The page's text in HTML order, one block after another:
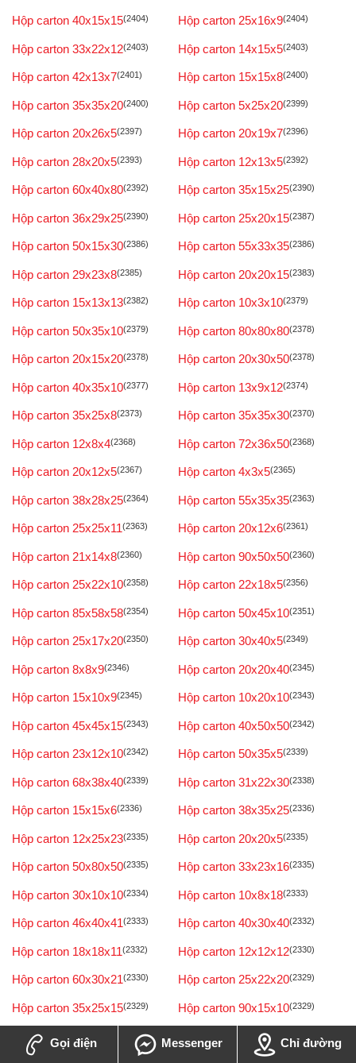
Hộp carton 40x15x15(2404) Hộp carton 25x16x9(2404)
Hộp carton 33x22x12(2403) Hộp carton 14x15x5(2403)
Hộp carton 42x13x7(2401) Hộp carton 15x15x8(2400)
Hộp carton 35x35x20(2400) Hộp carton 5x25x20(2399)
Hộp carton 20x26x5(2397) Hộp carton 20x19x7(2396)
Hộp carton 28x20x5(2393) Hộp carton 12x13x5(2392)
Hộp carton 60x40x80(2392) Hộp carton 35x15x25(2390)
Hộp carton 36x29x25(2390) Hộp carton 25x20x15(2387)
Hộp carton 50x15x30(2386) Hộp carton 55x33x35(2386)
Hộp carton 29x23x8(2385) Hộp carton 20x20x15(2383)
Hộp carton 15x13x13(2382) Hộp carton 10x3x10(2379)
Hộp carton 50x35x10(2379) Hộp carton 80x80x80(2378)
Hộp carton 20x15x20(2378) Hộp carton 20x30x50(2378)
Hộp carton 40x35x10(2377) Hộp carton 13x9x12(2374)
Hộp carton 35x25x8(2373) Hộp carton 35x35x30(2370)
Hộp carton 12x8x4(2368) Hộp carton 72x36x50(2368)
Hộp carton 20x12x5(2367) Hộp carton 4x3x5(2365)
Hộp carton 38x28x25(2364) Hộp carton 55x35x35(2363)
Hộp carton 25x25x11(2363) Hộp carton 20x12x6(2361)
Hộp carton 21x14x8(2360) Hộp carton 90x50x50(2360)
Hộp carton 25x22x10(2358) Hộp carton 22x18x5(2356)
Hộp carton 85x58x58(2354) Hộp carton 50x45x10(2351)
Hộp carton 25x17x20(2350) Hộp carton 30x40x5(2349)
Hộp carton 8x8x9(2346) Hộp carton 20x20x40(2345)
Hộp carton 15x10x9(2345) Hộp carton 10x20x10(2343)
Hộp carton 45x45x15(2343) Hộp carton 40x50x50(2342)
Hộp carton 23x12x10(2342) Hộp carton 50x35x5(2339)
Hộp carton 68x38x40(2339) Hộp carton 31x22x30(2338)
Hộp carton 15x15x6(2336) Hộp carton 38x35x25(2336)
Hộp carton 12x25x23(2335) Hộp carton 20x20x5(2335)
Hộp carton 50x80x50(2335) Hộp carton 33x23x16(2335)
Hộp carton 30x10x10(2334) Hộp carton 10x8x18(2333)
Hộp carton 46x40x41(2333) Hộp carton 40x30x40(2332)
Hộp carton 18x18x11(2332) Hộp carton 12x12x12(2330)
Hộp carton 60x30x21(2330) Hộp carton 25x22x20(2329)
Hộp carton 35x25x15(2329) Hộp carton 90x15x10(2329)
Hộp carton 100x80x7 (2328) Hộp carton 50x15x20
Gọi điện Messenger Chỉ đường